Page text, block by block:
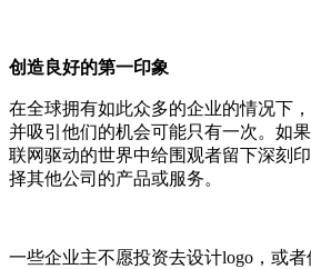
创造良好的第一印象
在全球拥有如此众多的企业的情况下
并吸引他们的机会可能只有一次。如
联网驱动的世界中给围观者留下深刻
择其他公司的产品或服务。
一些企业主不愿投资去设计logo，或